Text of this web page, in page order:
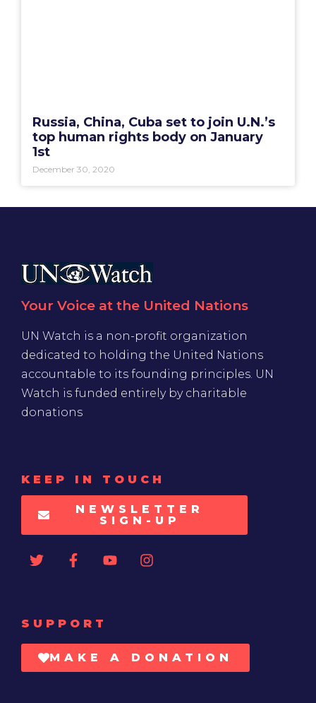
Russia, China, Cuba set to join U.N.’s
top human rights body on January
1st
December 30, 2020
Your Voice at the United Nations
UN Watch is a non-profit organization
dedicated to holding the United Nations
accountable to its founding principles. UN
Watch is funded entirely by charitable
donations
KEEP IN TOUCH
NEWSLETTER
SIGN-UP
SUPPORT
MAKE A DONATION